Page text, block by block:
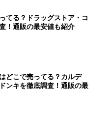
てる？ドラッグストア・コ
！通販の最安値も紹介
どこで売ってる？カルデ
ンキを徹底調査！通販の最